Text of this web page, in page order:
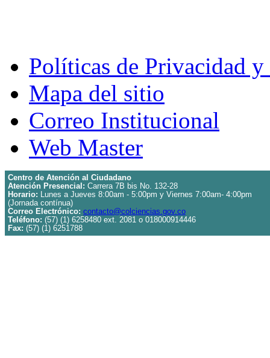
Políticas de Privacidad
Mapa del sitio
Correo Institucional
Web Master
Centro de Atención al Ciudadano
Atención Presencial: Carrera 7B bis No. 132-28
Horario: Lunes a Jueves 8:00am - 5:00pm y Viernes 7:00am- 4:00pm
(Jornada contínua)
Correo Electrónico: contacto@colciencias.gov.co
Teléfono: (57) (1) 6258480 ext. 2081 o 018000914446
Fax: (57) (1) 6251788